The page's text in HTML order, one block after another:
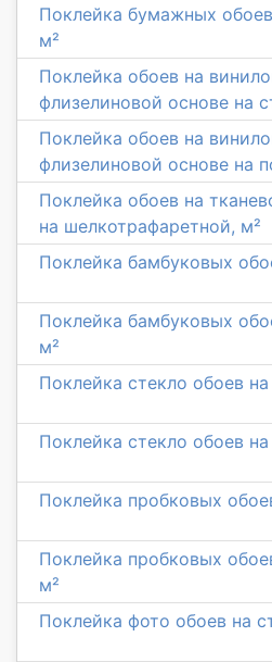
Поклейка бумажных
м²
Поклейка обоев на
флизелиновой основе на
Поклейка обоев на
флизелиновой основе на
Поклейка обоев на
на шелкотрафаретной, м²
Поклейка бамбуковых
Поклейка бамбуковых
м²
Поклейка стекло обоев
Поклейка стекло обоев
Поклейка пробковых
Поклейка пробковых
м²
Поклейка фото обоев на